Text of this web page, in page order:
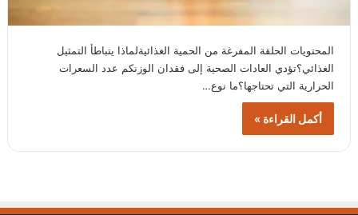
المحتويات الحلقة المفرغة من الحمية الغذائيةلماذا يتباطأ التمثيل
الغذائي؟تؤدي العادات الصحية إلى فقدان الوزنكم عدد السعرات
الحرارية التي تحتاجها؟ما نوع…
أكمل القراءة »